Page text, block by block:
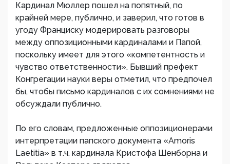
Кардинал Мюллер пошел на попятный, по
крайней мере, публично, и заверил, что готов в
угоду Франциску модерировать разговоры
между оппозиционными кардиналами и Папой,
поскольку имеет для этого «компетентность и
чувство ответственности». Бывший префект
Конгрегации науки веры отметил, что предпочел
бы, чтобы письмо кардиналов с их сомнениями не
обсуждали публично.
По его словам, предложенные оппозиционерами
интерпретации папского документа «Amoris
Laetitia» в т.ч. кардинала Кристофа Шенборна и